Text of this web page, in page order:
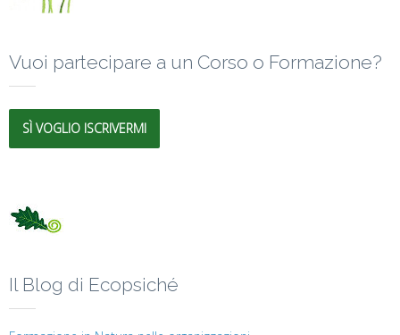
Vuoi partecipare a un Corso o Formazione?
SÌ VOGLIO ISCRIVERMI
Il Blog di Ecopsiché